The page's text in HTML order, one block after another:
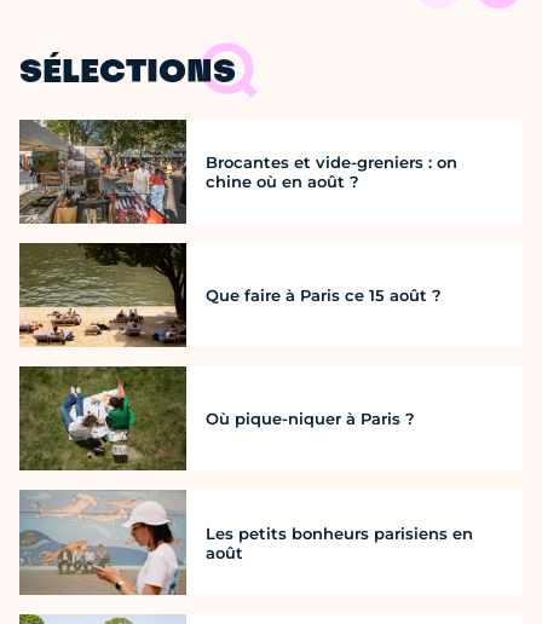
SÉLECTIONS
Brocantes et vide-greniers : on
chine où en août ?
Que faire à Paris ce 15 août ?
Où pique-niquer à Paris ?
Les petits bonheurs parisiens en
août